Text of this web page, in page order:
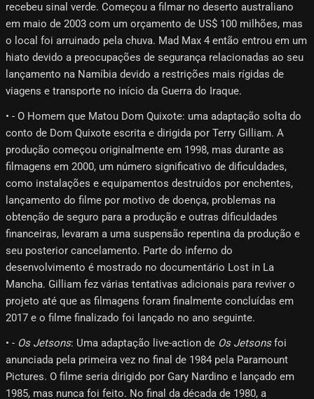
recebeu sinal verde. Começou a filmar no deserto australiano
em maio de 2003 com um orçamento de US$ 100 milhões, mas
o local foi arruinado pela chuva. Mad Max 4 então entrou em um
hiato devido a preocupações de segurança relacionadas ao seu
lançamento na Namíbia devido a restrições mais rígidas de
viagens e transporte no início da Guerra do Iraque.
• - O Homem que Matou Dom Quixote: uma adaptação solta do
conto de Dom Quixote escrita e dirigida por Terry Gilliam. A
produção começou originalmente em 1998, mas durante as
filmagens em 2000, um número significativo de dificuldades,
como instalações e equipamentos destruídos por enchentes,
lançamento do filme por motivo de doença, problemas na
obtenção de seguro para a produção e outras dificuldades
financeiras, levaram a uma suspensão repentina da produção e
seu posterior cancelamento. Parte do inferno do
desenvolvimento é mostrado no documentário Lost in La
Mancha. Gilliam fez várias tentativas adicionais para reviver o
projeto até que as filmagens foram finalmente concluídas em
2017 e o filme finalizado foi lançado no ano seguinte.
• - Os Jetsons: Uma adaptação live-action de Os Jetsonsfoi
anunciada pela primeira vez no final de 1984 pela Paramount
Pictures. O filme seria dirigido por Gary Nardino e lançado em
1985, mas nunca foi feito. No final da década de 1980, a